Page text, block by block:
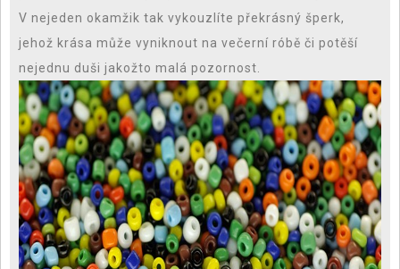
V nejeden okamžik tak vykouzlíte překrásný šperk,
jehož krása může vyniknout na večerní róbě či potěší
nejednu duši jakožto malá pozornost.